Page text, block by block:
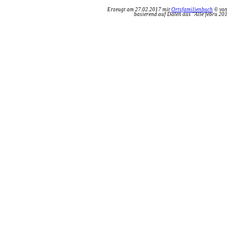
Erzeugt am 27.02.2017 mit Ortsfamilienbuch ©
basierend auf Daten aus "Alle febru